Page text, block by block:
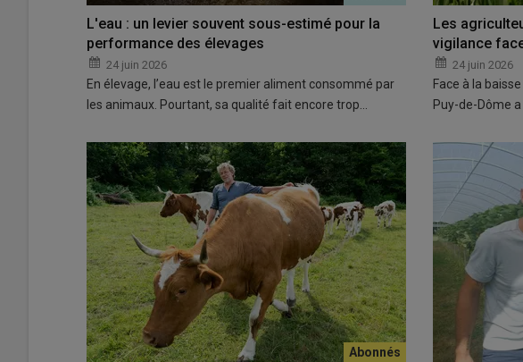
L'eau : un levier souvent sous-estimé pour la
performance des élevages
24 juin 2026
En élevage, l’eau est le premier aliment consommé par
les animaux. Pourtant, sa qualité fait encore trop…
Les
vigilance
24 juin 2026
Face à la
Puy-de-Dôme